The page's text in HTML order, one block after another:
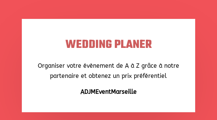
WEDDING PLANER
Organiser votre évènement de A à Z grâce à notre
partenaire et obtenez un prix préférentiel
ADJMEventMarseille